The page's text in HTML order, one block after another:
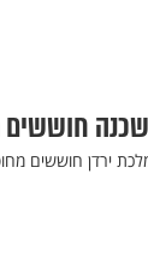
ירדן חוששים